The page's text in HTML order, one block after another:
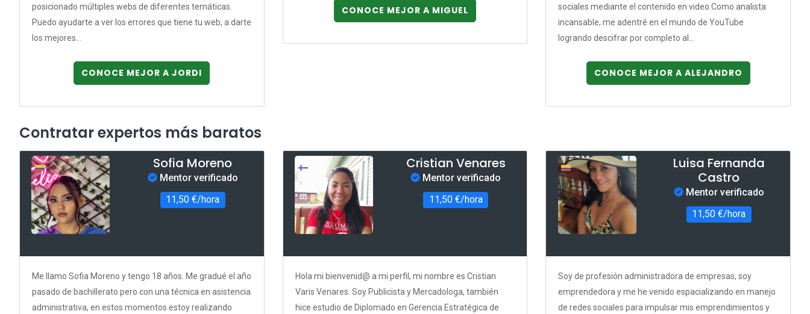
posicionado múltiples webs de diferentes temáticas.
Puedo ayudarte a ver los errores que tiene tu web, a darte
los mejores...
CONOCE MEJOR A JORDI
CONOCE MEJOR A MIGUEL
sociales mediante el contenido en video Como analista
incansable, me adentré en el mundo de YouTube
logrando descifrar por completo al...
CONOCE MEJOR A ALEJANDRO
Contratar expertos más baratos
Sofia Moreno
Mentor verificado
11,50 €/hora
Me llamo Sofia Moreno y tengo 18 años. Me gradué el año
pasado de bachillerato pero con una técnica en asistencia
administrativa, en estos momentos estoy realizando
Cristian Venares
Mentor verificado
11,50 €/hora
Hola mi bienvenid@ a mi perfil, mi nombre es Cristian
Varis Venares. Soy Publicista y Mercadologa, también
hice estudio de Diplomado en Gerencia Estratégica de
Luisa Fernanda
Castro
Mentor verificado
11,50 €/hora
Soy de profesión administradora de empresas, soy
emprendedora y me he venido espacializando en manejo
de redes sociales para impulsar mis emprendimientos y